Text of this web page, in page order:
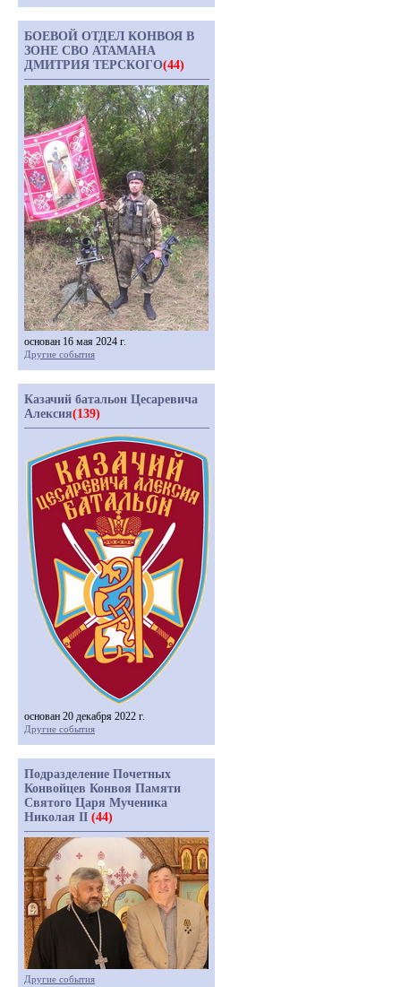
БОЕВОЙ ОТДЕЛ КОНВОЯ В
ЗОНЕ СВО АТАМАНА
ДМИТРИЯ ТЕРСКОГО(44)
основан 16 мая 2024 г.
Другие события
Казачий батальон Цесаревича
Алексия(139)
основан 20 декабря 2022 г.
Другие события
Подразделение Почетных
Конвойцев Конвоя Памяти
Святого Царя Мученика
Николая II (44)
Другие события